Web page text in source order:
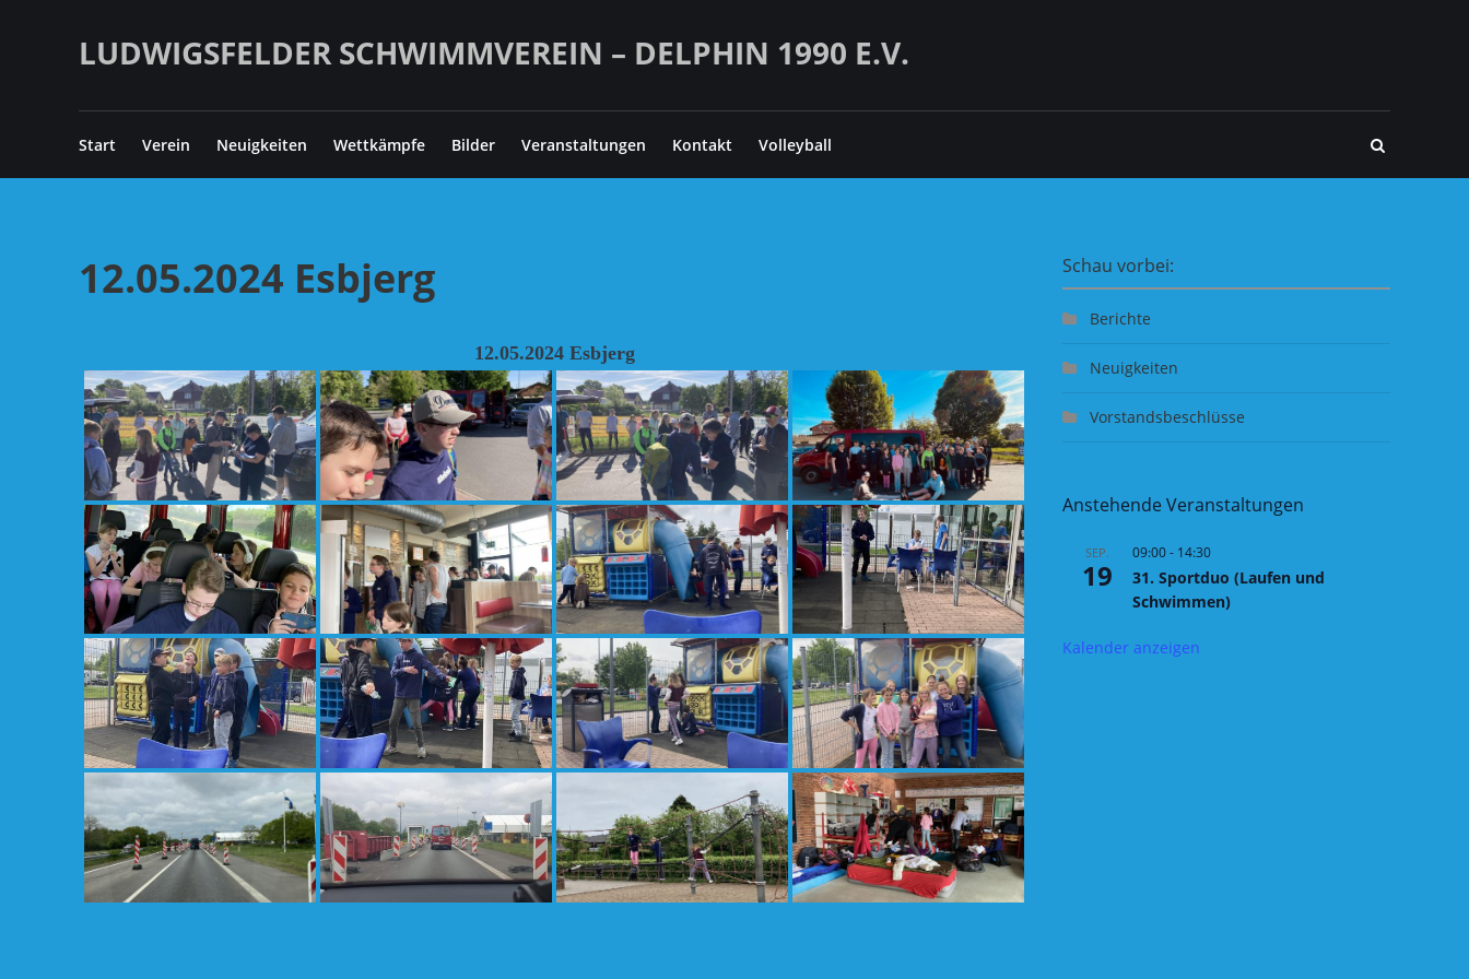
LUDWIGSFELDER SCHWIMMVEREIN – DELPHIN 1990 E.V.
Start Verein Neuigkeiten Wettkämpfe Bilder Veranstaltungen Kontakt Volleyball
12.05.2024 Esbjerg
12.05.2024 Esbjerg
Schau vorbei:
Berichte
Neuigkeiten
Vorstandsbeschlüsse
Anstehende Veranstaltungen
SEP.
19
09:00- 14:30
31. Sportduo (Laufen und
Schwimmen)
Kalender anzeigen